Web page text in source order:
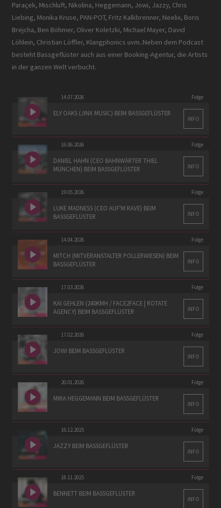
Paraçek, Mischluft, Nikolina, Heggemann, Jowi, Jazzy, Chris
Liebing, Monika Kruse, PAN-POT, Fritz Kalkbrenner, Neelix, Boris
Brejcha, Ben Böhmer, Oliver Koletzki, Michael Mayer, David
Löhlein, Christian Löffler, Klangphonics uvm..Neben dem Podcast
besteht Bassgeflüster auch aus einer Booking-Agentur, die Artists
in der ganzen Welt verbucht.
14.07.2026 Folge
ELY OAKS (JINX MUSIC) BEIM BASSGEFLÜSTER
INFO
16.06.2026 Folge
DANIEL HAHN (CEO BAHNWÄRTER THIEL
MÜNCHEN) BEIM BASSGEFLÜSTER
INFO
19.05.2026 Folge
LUKE MADNESS (CEO AUF'M RAVE) BEIM
BASSGEFLÜSTER
INFO
14.04.2026 Folge
MITCH (MITVERANSTALTER POLLERWIESEN) BEIM
BASSGEFLÜSTER
INFO
17.03.2026 Folge
KAI GEHLEN (240KMH / FACE2FACE | ROTATE
AGENCY) BEIM BASSGEFLÜSTER
INFO
17.02.2026 Folge
JOWI BEIM BASSGEFLÜSTER
INFO
20.01.2026 Folge
MIKA HEGGEMANN BEIM BASSGEFLÜSTER
INFO
16.12.2025 Folge
JAZZY BEIM BASSGEFLÜSTER
INFO
18.11.2025 Folge
BENNETT BEIM BASSGEFLÜSTER
INFO